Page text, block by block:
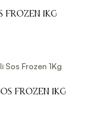
Frozen 1Kg
Frozen 1Kg